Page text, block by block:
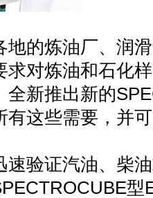
地的炼油厂、润
求对炼油和石化
全新推出新的
有这些需要，并
速验证汽油、柴
型